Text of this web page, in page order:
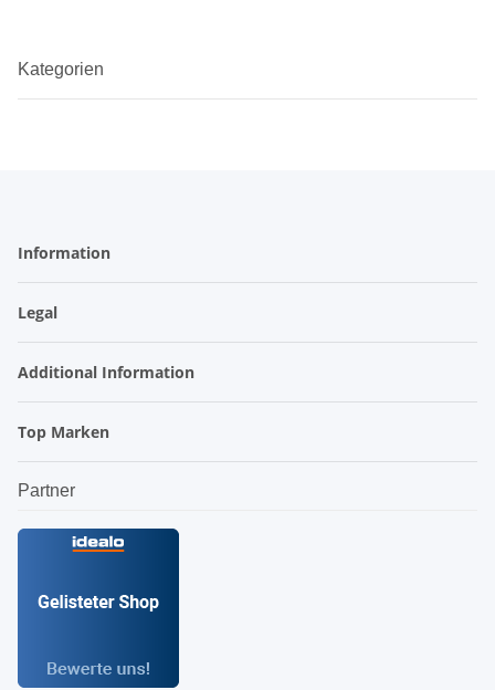
Kategorien
Information
Legal
Additional Information
Top Marken
Partner